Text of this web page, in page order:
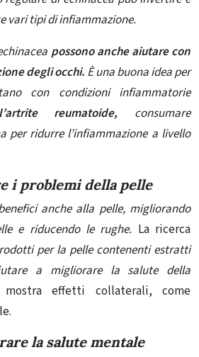
vari tipi di infiammazione.
possono anche aiutare con
degli occhi. È una buona idea per
con condizioni infiammatorie
reumatoide, consumare
per ridurre l’infiammazione a livello
i problemi della pelle
anche alla pelle, migliorando
e riducendo le rughe. La ricerca
per la pelle contenentiestratti
a migliorare la salute della
effetti collaterali, come
la salute mentale